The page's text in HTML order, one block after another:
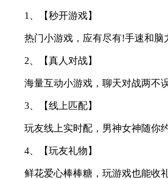
1、【秒开游戏】
热门小游戏，应有尽有!手速和脑
2、【真人对战】
海量互动小游戏，聊天对战两不
3、【线上匹配】
玩友线上实时配，男神女神随你
4、【玩友礼物】
鲜花爱心棒棒糖，玩游戏也能收